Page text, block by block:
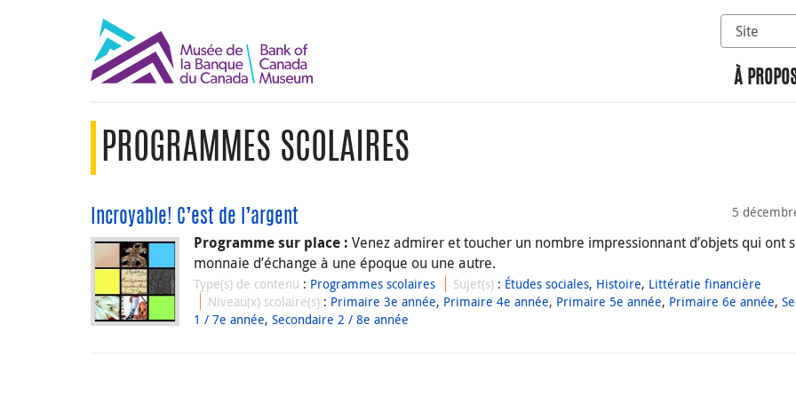
À
PROGRAMMES SCOLAIRES
5
Incroyable! C’est de l’argent
Programme sur place : Venez admirer et toucher un nombre impressionnant d’objets qui ont
monnaie d’échange à une époque ou une autre.
Type(s) de contenu : Programmes scolaires Sujet(s) : Études sociales, Histoire, Littératie financière
Niveau(x) scolaire(s) : Primaire 3e année, Primaire 4e année, Primaire 5e année, Primaire 6e année,
1 / 7e année, Secondaire 2 / 8e année